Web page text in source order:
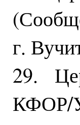
г.
29.
КФОР/